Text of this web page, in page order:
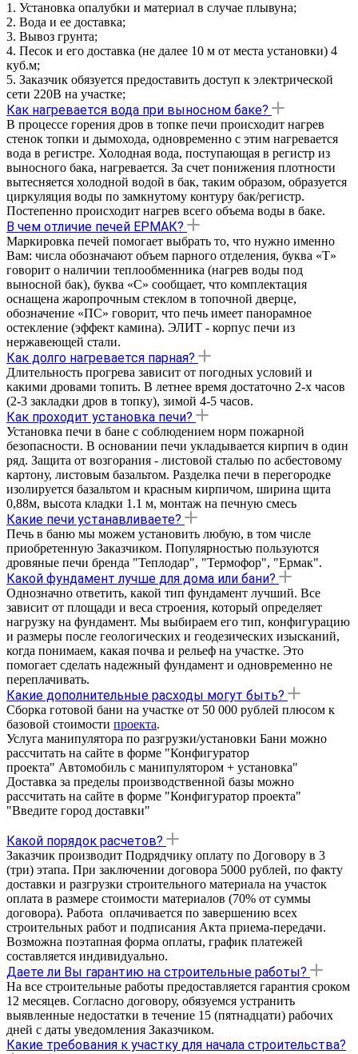
1. Установка опалубки и материал в случае плывуна;
2. Вода и ее доставка;
3. Вывоз грунта;
4. Песок и его доставка (не далее 10 м от места установки) 4
куб.м;
5. Заказчик обязуется предоставить доступ к электрической
сети 220В на участке;
Как нагревается вода при выносном баке?
В процессе горения дров в топке печи происходит нагрев
стенок топки и дымохода, одновременно с этим нагревается
вода в регистре. Холодная вода, поступающая в регистр из
выносного бака, нагревается. За счет понижения плотности
вытесняется холодной водой в бак, таким образом, образуется
циркуляция воды по замкнутому контуру бак/регистр.
Постепенно происходит нагрев всего объема воды в баке.
В чем отличие печей ЕРМАК?
Маркировка печей помогает выбрать то, что нужно именно
Вам: числа обозначают объем парного отделения, буква «Т»
говорит о наличии теплообменника (нагрев воды под
выносной бак), буква «С» сообщает, что комплектация
оснащена жаропрочным стеклом в топочной дверце,
обозначение «ПС» говорит, что печь имеет панорамное
остекление (эффект камина). ЭЛИТ - корпус печи из
нержавеющей стали.
Как долго нагревается парная?
Длительность прогрева зависит от погодных условий и
какими дровами топить. В летнее время достаточно 2-х часов
(2-3 закладки дров в топку), зимой 4-5 часов.
Как проходит установка печи?
Установка печи в бане с соблюдением норм пожарной
безопасности. В основании печи укладывается кирпич в один
ряд. Защита от возгорания - листовой сталью по асбестовому
картону, листовым базальтом. Разделка печи в перегородке
изолируется базальтом и красным кирпичом, ширина щита
0,88м, высота кладки 1.1 м, монтаж на печную смесь
Какие печи устанавливаете?
Печь в баню мы можем установить любую, в том числе
приобретенную Заказчиком. Популярностью пользуются
дровяные печи бренда "Теплодар", "Термофор", "Ермак".
Какой фундамент лучше для дома или бани?
Однозначно ответить, какой тип фундамент лучший. Все
зависит от площади и веса строения, который определяет
нагрузку на фундамент. Мы выбираем его тип, конфигурацию
и размеры после геологических и геодезических изысканий,
когда понимаем, какая почва и рельеф на участке. Это
помогает сделать надежный фундамент и одновременно не
переплачивать.
Какие дополнительные расходы могут быть?
Сборка готовой бани на участке от 50 000 рублей плюсом к
базовой стоимости проекта.
Услуга манипулятора по разгрузки/установки Бани можно
рассчитать на сайте в форме "Конфигуратор
проекта" Автомобиль с манипулятором + установка"
Доставка за пределы производственной базы можно
рассчитать на сайте в форме "Конфигуратор проекта"
"Введите город доставки"
Какой порядок расчетов?
Заказчик производит Подрядчику оплату по Договору в 3
(три) этапа. При заключении договора 5000 рублей, по факту
доставки и разгрузки строительного материала на участок
оплата в размере стоимости материалов (70% от суммы
договора). Работа оплачивается по завершению всех
строительных работ и подписания Акта приема-передачи.
Возможна поэтапная форма оплаты, график платежей
составляется индивидуально.
Даете ли Вы гарантию на строительные работы?
На все строительные работы предоставляется гарантия cроком
12 месяцев. Согласно договору, обязуемся устранить
выявленные недостатки в течение 15 (пятнадцати) рабочих
дней с даты уведомления Заказчиком.
Какие требования к участку для начала строительства?